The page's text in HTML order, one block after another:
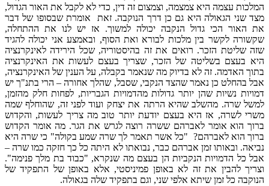
המלכות עצמה היא צמצמה, וצמצום זה דין, כדי לא לקבל את האור הגדול,
מצד שני הגאולה היא גם כן דרך הנוקבה. זאת אומרת שבסופו של דבר
את האור הכי גדול הנקבה יכולה למשוך. אז יש לנו את ההתחלה,
שקשורה לקשר בין מלכות לבורא ואת הסוף, ובאמצע אני יכולה להגיד
שזה שליטת הזכר. רואים את זה בהיסטוריה, שכל הירידה לאינקרנציה
היא בעצם בשליטה של הזכר, שצריך בעצם לעשות את האינקרנציה
בתוך האדמה. זה לא בדיוק מה שנאמר בקבלה, על הענין של האינקרנציה,
אבל בהחלט כן נאמר שהצד הנקבי, שסבל, שהלך אחורה – הרי בתנ"ך יש
דמויות נשיות שהן יותר גדולות מהדמויות הגבריות, לפחות חלק מהזמן,
למשל שרה. מהשלב שהיא הרתה את יצחק ועוד לפני זה, שהוחלף שמה
משרי לשרה, אז היא בעצם יודעת יותר טוב מה צריך לעשות, והקדוש
ברוך הוא אומר לאברהם ששרה רוצה לגרש את הגר. מה אומר הקדוש
ברוך הוא לאברהם? "כל אשר תאמר לך שרה שמע בקולה" כי שרה היא
נביאה. ובאותו זמן אברהם כבר, נבואתו לא היתה כל כך חזקה כמו שרה –
אבל כל הדמויות הנקביות הן בעצם מה שנקרא, "כבוד בת מלך פנימה".
וצריך להבין את זה לא באופן פמיניסטי, אלא באופן של התפקיד של
הנוקבה כל זמן שיתא אלפי שני, וגם בתפקיד שלה בגאולה.